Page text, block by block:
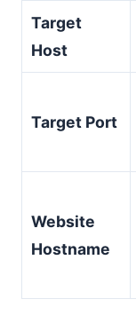
Target
Host
Target Port
Website
Hostname